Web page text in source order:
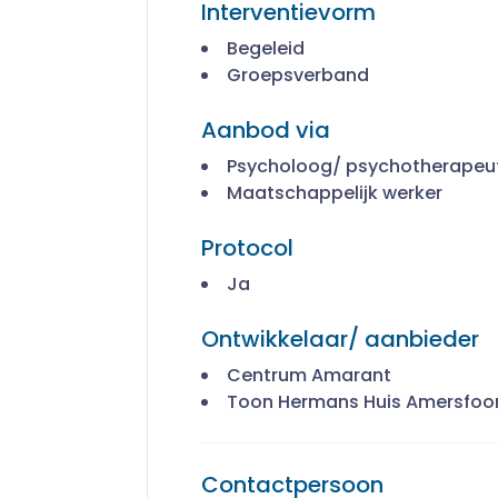
Interventievorm
Begeleid
Groepsverband
Aanbod via
Psycholoog/
Maatschappelijk werker
Protocol
Ja
Ontwikkelaar/ aanbieder
Centrum Amarant
Toon Hermans Huis
Contactpersoon